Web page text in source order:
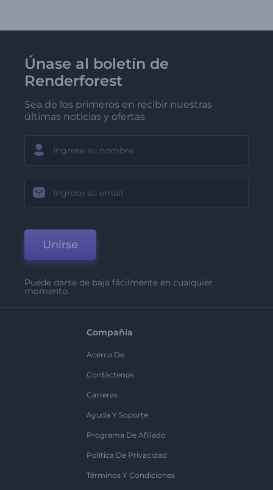
Únase al boletín de
Renderforest
Sea de los primeros en recibir nuestras
últimas noticias y ofertas
Unirse
Puede darse de baja fácilmente en cualquier
momento.
Compañía
Acerca De
Contáctenos
Carreras
Ayuda Y Soporte
Programa De Afiliado
Política De Privacidad
Términos Y Condiciones